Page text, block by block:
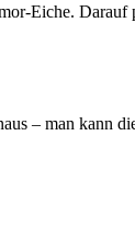
Eiche.
– man kann